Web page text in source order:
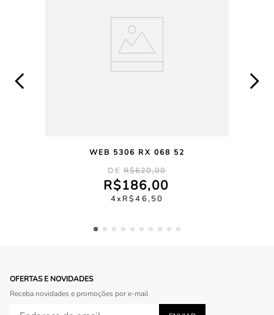
WEB 5306 RX 068 52
R$620,00
R$186,00
4 R$46,50
OFERTAS E NOVIDADES
Receba novidades e promoções por e-mail